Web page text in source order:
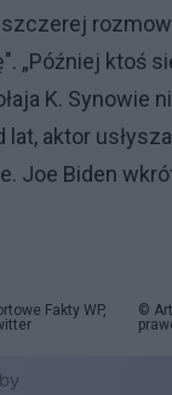
szczerej
„Później ktoś
K. Synowie
lat, aktor
Joe Biden
Fakty WP,
©